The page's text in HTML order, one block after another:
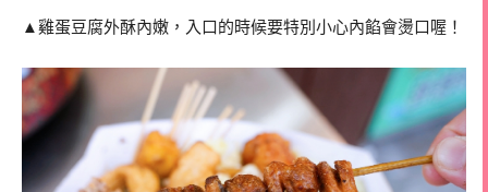
▲雞蛋豆腐外酥內嫩，入口的時候要特別小心內餡會燙口喔！